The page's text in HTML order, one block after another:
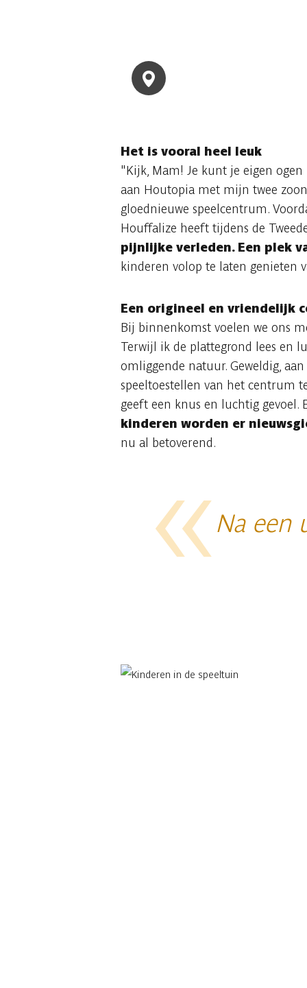
Het is vooral heel leuk
"Kijk, Mam! Je kunt je eigen
aan Houtopia met mijn twee
gloednieuwe speelcentrum.
Houffalize heeft tijdens de
pijnlijke verleden. Een plek
kinderen volop te laten genieten
Een origineel en vriendelijk
Bij binnenkomst voelen we ons
Terwijl ik de plattegrond lees en
omliggende natuur. Geweldig,
speeltoestellen van het centrum
geeft een knus en luchtig
kinderen worden er
nu al betoverend.
Na een